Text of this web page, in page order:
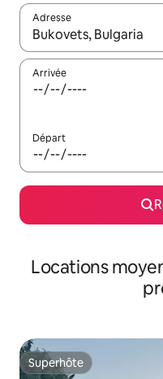
Adresse
Lorsque les résultats
Arrivée
Départ
Locations
Superhôte
Superhôte